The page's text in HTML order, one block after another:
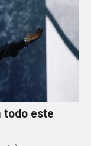
todo este